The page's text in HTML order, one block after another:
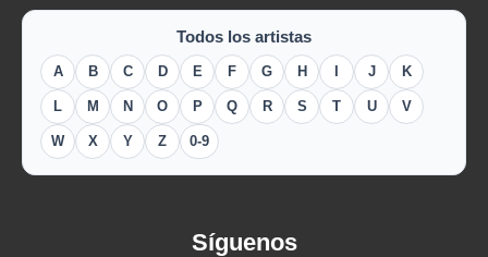
Todos los artistas
A B C D E F G H J K
L M N O P Q R S T U V
W X Y Z 0-9
Síguenos